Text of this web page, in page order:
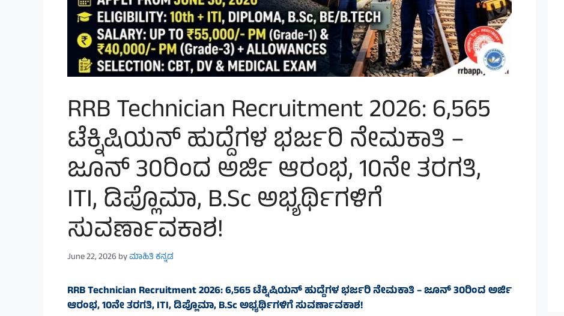
RRB Technician Recruitment 2026: 6,565
ಟೆಕ್ನಿಷಿಯನ್ ಹುದ್ದೆಗಳ ಭರ್ಜರಿ ನೇಮಕಾತಿ –
ಜೂನ್ 30ರಿಂದ ಅರ್ಜಿ ಆರಂಭ, 10ನೇ ತರಗತಿ,
ITI, ಡಿಪ್ಲೊಮಾ, B.Sc ಅಭ್ಯರ್ಥಿಗಳಿಗೆ
ಸುವರ್ಣಾವಕಾಶ!
June 22, 2026 byಮಾಹಿತಿ ಕನ್ನಡ
RRB Technician Recruitment 2026: 6,565 ಟೆಕ್ನಿಷಿಯನ್ ಹುದ್ದೆಗಳ ಭರ್ಜರಿ ನೇಮಕಾತಿ – ಜೂನ್ 30ರಿಂದ ಅರ್ಜಿ
ಆರಂಭ, 10ನೇ ತರಗತಿ, ITI, ಡಿಪ್ಲೊಮಾ, B.Sc ಅಭ್ಯರ್ಥಿಗಳಿಗೆ ಸುವರ್ಣಾವಕಾಶ!